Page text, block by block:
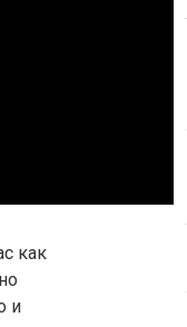
как
и